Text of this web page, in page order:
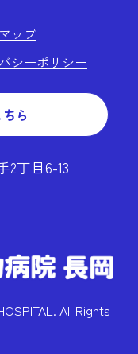
丁目6-13
ップ
シーポリシー
ら
All Rights